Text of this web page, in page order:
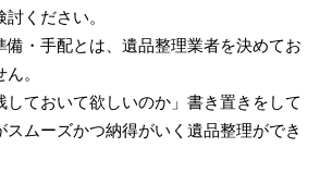
ください。
備・手配とは、遺品整理業者を決めてお
。
しておいて欲しいのか」書き置きをして
スムーズかつ納得がいく遺品整理ができ